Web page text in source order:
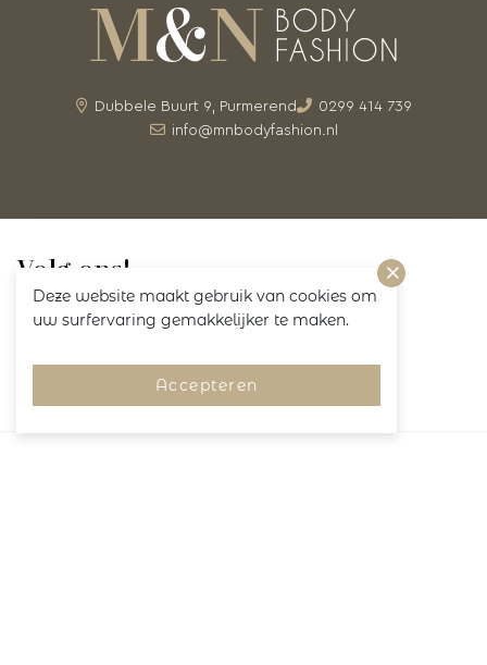
Deze website maakt gebruik van cookies om
uw surfervaring gemakkelijker te maken.
Accepteren
Dubbele Buurt 9, Purmerend
0299 414 739
info@mnbodyfashion.nl
Volg ons!